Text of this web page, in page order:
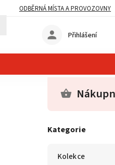
ODBĚRNÁ MÍSTA A PROVOZOVNY
Přihlášení
Kategorie
Kolekce